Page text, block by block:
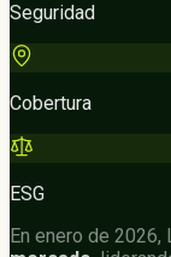
Seguridad
Cobertura
ESG
En enero de 2026,